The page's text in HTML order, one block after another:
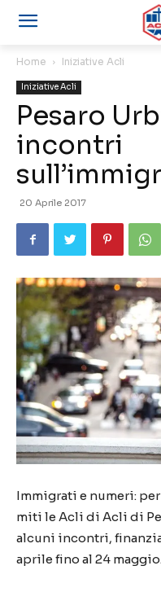
Home Iniziative Acli
Iniziative Acli
Pesaro
incontri
20 Aprile 2017
Immigrati e numeri:
miti le Acli di Acli di
alcuni incontri,
aprile fino al 24